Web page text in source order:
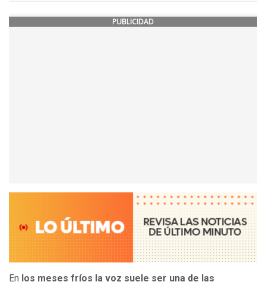
PUBLICIDAD
En los meses fríos la voz suele ser una de las